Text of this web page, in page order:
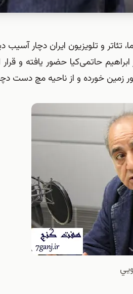
تئاتر و تلویزیون ایران دچار
حاتمی‌کیا حضور یافته و
زمین خورده و از ناحیه مچ